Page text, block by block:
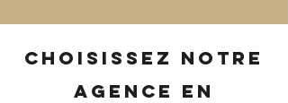
Choisissez notre
agence en